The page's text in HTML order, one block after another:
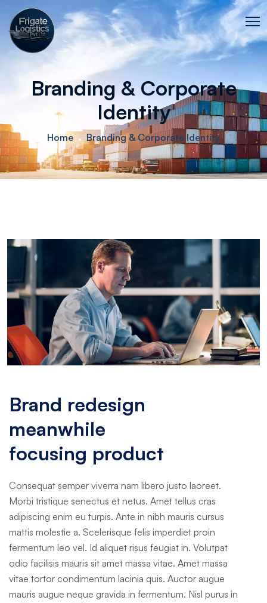
Branding & Corporate
Identity
Home Branding & Corporate Identity
Brand redesign
meanwhile
focusing product
Consequat semper viverra nam libero justo laoreet.
Morbi tristique senectus et netus. Amet tellus cras
adipiscing enim eu turpis. Ante in nibh mauris cursus
mattis molestie a. Scelerisque felis imperdiet proin
fermentum leo vel. Id aliquet risus feugiat in. Volutpat
odio facilisis mauris sit amet massa vitae. Amet massa
vitae tortor condimentum lacinia quis. Auctor augue
mauris augue neque gravida in fermentum. Nisl purus in